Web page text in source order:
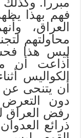
فهم بهذا
العراق،
محاولتهم
ليس هذا
أذاعت أن
الكواليس
أن يتنحى عن
دون
رفض العراق
ذرائع